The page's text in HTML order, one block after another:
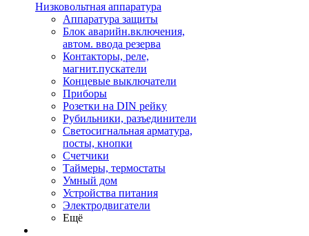
Низковольтная аппаратура
Аппаратура защиты
Блок аварийн.включения,
автом. ввода резерва
Контакторы, реле,
магнит.пускатели
Концевые выключатели
Приборы
Розетки на DIN рейку
Рубильники, разъединители
Светосигнальная арматура,
посты, кнопки
Счетчики
Таймеры, термостаты
Умный дом
Устройства питания
Электродвигатели
Ещё